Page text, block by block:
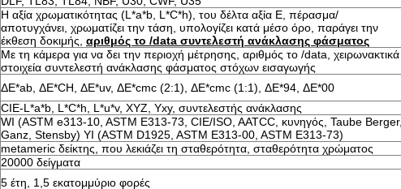
Η αξία χρωματικότητας (L*a*b, L*C*h), του δέλτα αξία Ε, πέρασμα/
αποτυγχάνει, χρωματίζει την τάση, υπολογίζει κατά μέσο όρο, παράγει την
έκθεση δοκιμής, αριθμός το /data συντελεστή ανάκλασης φάσματος
Με τη κάμερα για να δει την περιοχή μέτρησης, αριθμός το /data, χειρωνακτικά
στοιχεία συντελεστή ανάκλασης φάσματος στόχων εισαγωγής
ΔE*ab, ΔE*CH, ΔE*uv, ΔE*cmc (2:1), ΔE*cmc (1:1), ΔE*94, ΔE*00
CIE-L*a*b, L*C*h, L*u*v, XYZ, Yxy, συντελεστής ανάκλασης
WI (ASTM e313-10, ASTM E313-73, CIE/ISO, AATCC, κυνηγός, Taube Berger,
Ganz, Stensby) YI (ASTM D1925, ASTM E313-00, ASTM E313-73)
metameric δείκτης, που λεκιάζει τη σταθερότητα, σταθερότητα χρώματος
20000 δείγματα
5 έτη, 1,5 εκατομμύριο φορές